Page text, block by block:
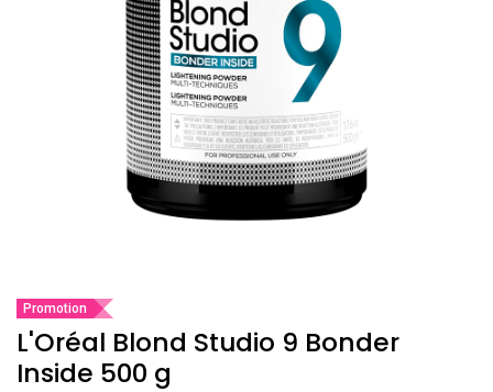
Promotion
L'Oréal Blond Studio 9 Bonder
Inside 500 g